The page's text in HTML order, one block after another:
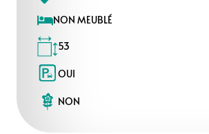
NON MEUBLÉ
53
OUI
NON